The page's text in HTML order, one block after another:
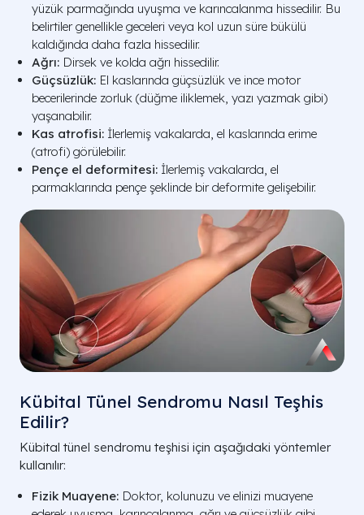
yüzük parmağında uyuşma ve karıncalanma hissedilir. Bu
belirtiler genellikle geceleri veya kol uzun süre bükülü
kaldığında daha fazla hissedilir.
Ağrı: Dirsek ve kolda ağrı hissedilir.
Güçsüzlük: El kaslarında güçsüzlük ve ince motor
becerilerinde zorluk (düğme iliklemek, yazı yazmak gibi)
yaşanabilir.
Kas atrofisi: İlerlemiş vakalarda, el kaslarında erime
(atrofi) görülebilir.
Pençe el deformitesi: İlerlemiş vakalarda, el
parmaklarında pençe şeklinde bir deformite gelişebilir.
Kübital Tünel Sendromu Nasıl Teşhis
Edilir?
Kübital tünel sendromu teşhisi için aşağıdaki yöntemler
kullanılır:
Fizik Muayene: Doktor, kolunuzu ve elinizi muayene